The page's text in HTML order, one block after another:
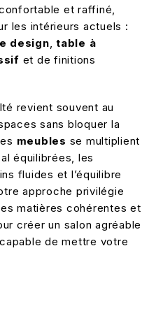
et raffiné,
les intérieurs actuels :
design, table à
et de finitions
revient souvent au
sans bloquer la
meubles se multiplient
équilibrées, les
fluides et l’équilibre
approche privilégie
matières cohérentes et
créer un salon agréable
de mettre votre